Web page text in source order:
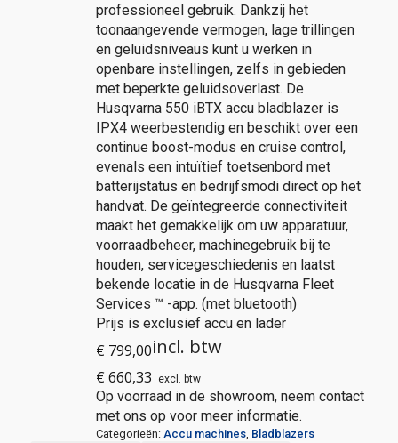
professioneel gebruik. Dankzij het
toonaangevende vermogen, lage trillingen
en geluidsniveaus kunt u werken in
openbare instellingen, zelfs in gebieden
met beperkte geluidsoverlast. De
Husqvarna 550 iBTX accu bladblazer is
IPX4 weerbestendig en beschikt over een
continue boost-modus en cruise control,
evenals een intuïtief toetsenbord met
batterijstatus en bedrijfsmodi direct op het
handvat. De geïntegreerde connectiviteit
maakt het gemakkelijk om uw apparatuur,
voorraadbeheer, machinegebruik bij te
houden, servicegeschiedenis en laatst
bekende locatie in de Husqvarna Fleet
Services ™ -app. (met bluetooth)
Prijs is exclusief accu en lader
€ 799,00incl. btw
€ 660,33 excl. btw
Op voorraad in de showroom, neem contact
met ons op voor meer informatie.
Categorieën: Accu machines, Bladblazers